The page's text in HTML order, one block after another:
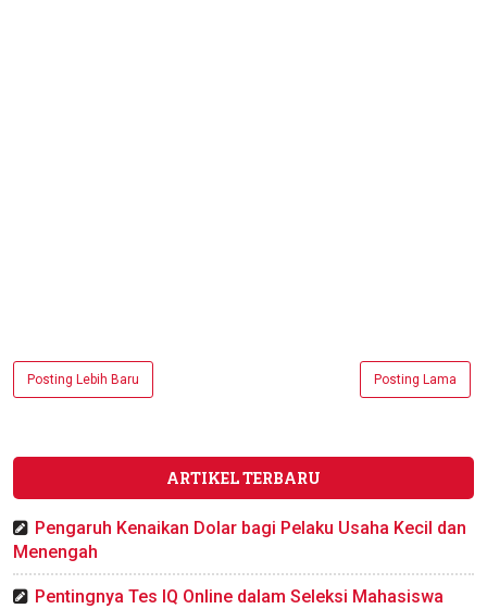
Posting Lebih Baru Posting Lama
ARTIKEL TERBARU
Pengaruh Kenaikan Dolar bagi Pelaku Usaha Kecil dan
Menengah
Pentingnya Tes IQ Online dalam Seleksi Mahasiswa